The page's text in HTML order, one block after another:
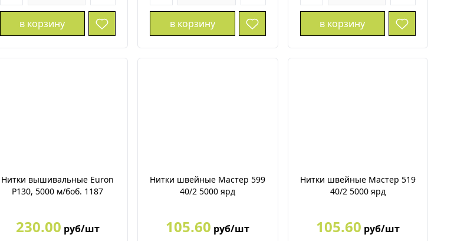
в корзину в корзину в корзину
Нитки вышивальные Euron
P130, 5000 м/боб. 1187
230.00 руб/шт
Нитки швейные Мастер 599
40/2 5000 ярд
105.60 руб/шт
Нитки швейные Мастер 519
40/2 5000 ярд
105.60 руб/шт